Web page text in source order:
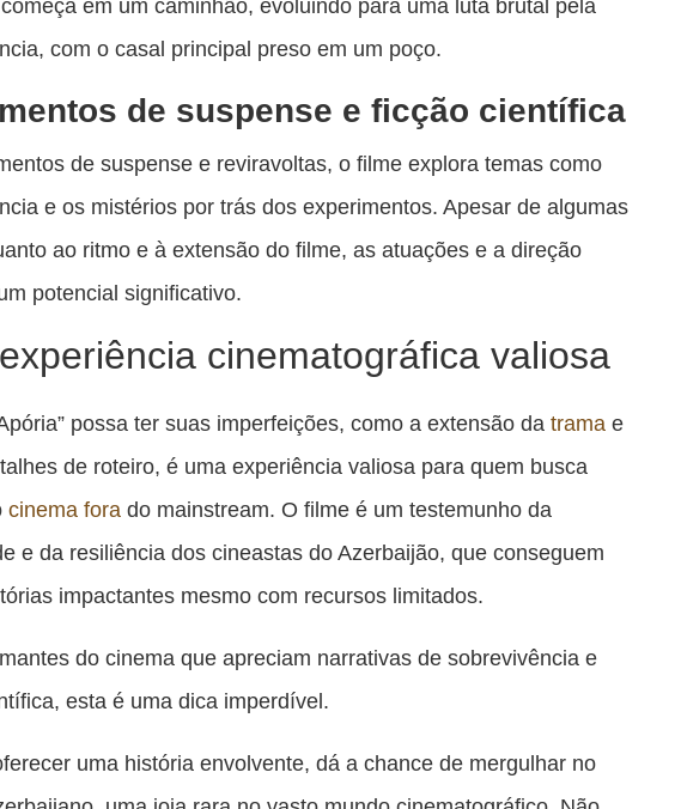
com o casal principal preso em um poço.
de suspense e ficção científica
de suspense e reviravoltas, o filme explora temas como
e os mistérios por trás dos experimentos. Apesar de algumas
ao ritmo e à extensão do filme, as atuações e a direção
potencial significativo.
cinematográfica valiosa
possa ter suas imperfeições, como a extensão datrama e
de roteiro, é uma experiência valiosa para quem busca
cinema fora do mainstream. O filme é um testemunho da
e da resiliência dos cineastas do Azerbaijão, que conseguem
impactantes mesmo com recursos limitados.
do cinema que apreciam narrativas de sobrevivência e
esta é uma dica imperdível.
uma história envolvente, dá a chance de mergulhar no